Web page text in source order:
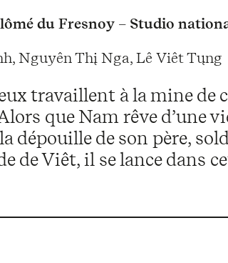
du Fresnoy – Studio
Nguyên Thį Nga, Lê Viêt Tųng
travaillent à la mine de
que Nam rêve d’une
dépouille de son père,
de Viêt, il se lance dans